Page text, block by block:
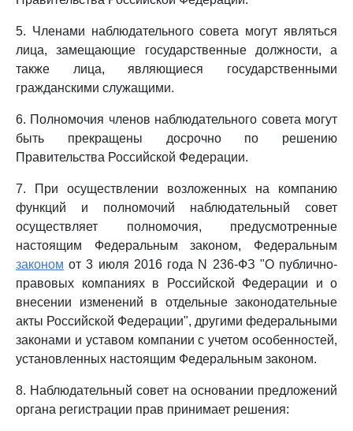
5. Членами наблюдательного совета могут являться
лица, замещающие государственные должности, а
также лица, являющиеся государственными
гражданскими служащими.
6. Полномочия членов наблюдательного совета могут
быть прекращены досрочно по решению
Правительства Российской Федерации.
7. При осуществлении возложенных на компанию
функций и полномочий наблюдательный совет
осуществляет полномочия, предусмотренные
настоящим Федеральным законом, Федеральным
законом от 3 июля 2016 года N 236-ФЗ "О публично-
правовых компаниях в Российской Федерации и о
внесении изменений в отдельные законодательные
акты Российской Федерации", другими федеральными
законами и уставом компании с учетом особенностей,
установленных настоящим Федеральным законом.
8. Наблюдательный совет на основании предложений
органа регистрации прав принимает решения: